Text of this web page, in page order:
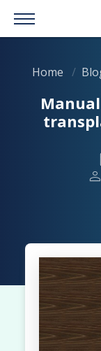
Home
person